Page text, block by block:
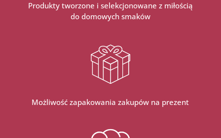
Produkty tworzone i selekcjonowane z miłością
do domowych smaków
Możliwość zapakowania zakupów na prezent